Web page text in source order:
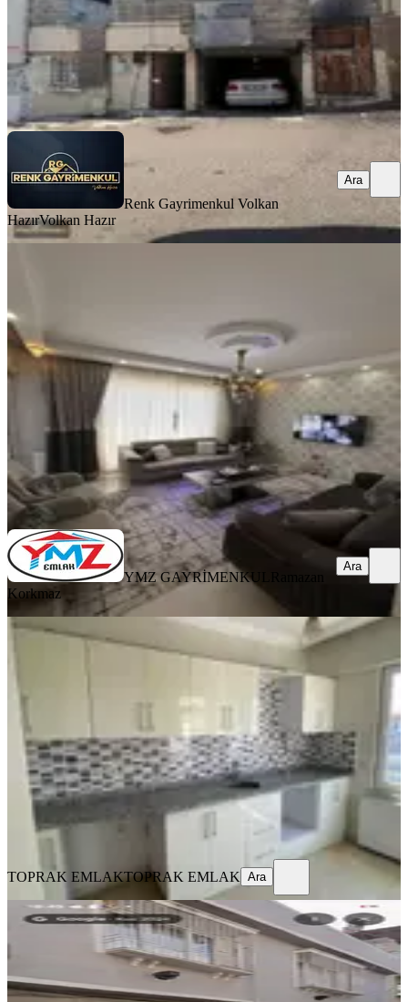
Renk Gayrimenkul Volkan Hazır Volkan Hazır
Ara
Renk Gayrimenkul Volkan
HazırVolkan Hazır
Ara
Şahinbey, Bülbülzade Mahallesi
2+1·110 m² ·08.08.2026
3.375.000 ₺
YMZ GAYRİMENKULRamazan Korkmaz
Ara
YMZ GAYRİMENKUL
Korkmaz
Ara
YENİ
Akkent Merkezde Çok Bakımlı Ferah
Satılık Daire Toprak Emlak'tan
Şahinbey, Akkent Mahallesi
·110 m² 14. Kat 08.08.2026
2.700.000 ₺
TOPRAK EMLAK TOPRAK EMLAK
TOPRAK EMLAKTOPRAK EMLAK Ara
YENİ
6 İstiklalde 2 Katlı Müstakil Ev
Şahinbey, İstiklal Mahallesi
2+1·189 m²·Müstakil 08.08.2026